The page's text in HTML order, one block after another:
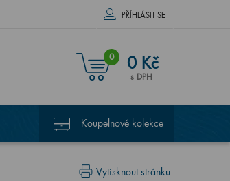
PŘÍHLÁSIT SE
0 0 Kč
s DPH
Koupelnové kolekce
Vytisknout stránku